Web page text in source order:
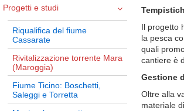
Progetti e studi
Riqualifica del fiume
Cassarate
Rivitalizzazione torrente Mara
(Maroggia)
Fiume Ticino: Boschetti,
Saleggi e Torretta
Il progetto
la pesca
quali
cantiere è
Gestione
Oltre alla
materiale